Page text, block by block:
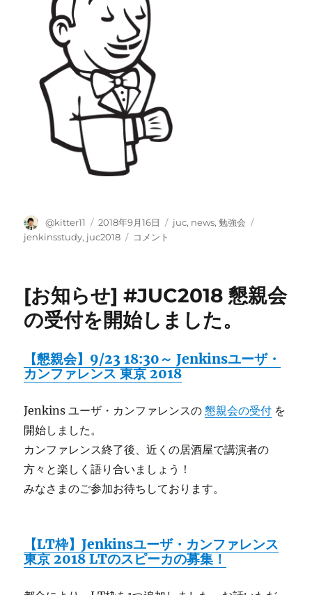
投
稿
@kitter11
投
稿
2018年9月16日
カ
juc, news,勉強会
jenkinsstudy, juc2018
9/23(日)
Jenkins
ユ
ー
カ
ン
フ
レ
ま
で
あ
間
に
コメント
[お知らせ] #JUC2018 懇親会
の受付を開始しました。
【懇親会】9/23 18:30～ Jenkinsユーザ・
カンファレンス 東京 2018
Jenkins ユーザ・カンファレンスの懇親会の受付 を
開始しました。
カンファレンス終了後、近くの居酒屋で講演者の
方々と楽しく語り合いましょう！
みなさまのご参加お待ちしております。
【LT枠】Jenkinsユーザ・カンファレンス
東京 2018 LTのスピーカの募集！